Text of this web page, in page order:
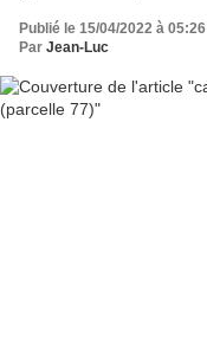
Publié le 15/04/2022 à 05:26
Par Jean-Luc